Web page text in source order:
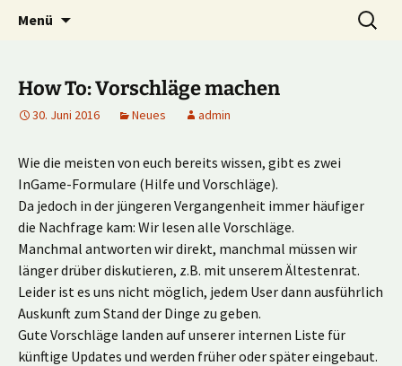
Kick it out!
Multiplayer Football Manager
Menü
Suche
nach:
How To: Vorschläge machen
30. Juni 2016 Neues admin
Wie die meisten von euch bereits wissen, gibt es zwei
InGame-Formulare (Hilfe und Vorschläge).
Da jedoch in der jüngeren Vergangenheit immer häufiger
die Nachfrage kam: Wir lesen alle Vorschläge.
Manchmal antworten wir direkt, manchmal müssen wir
länger drüber diskutieren, z.B. mit unserem Ältestenrat.
Leider ist es uns nicht möglich, jedem User dann ausführlich
Auskunft zum Stand der Dinge zu geben.
Gute Vorschläge landen auf unserer internen Liste für
künftige Updates und werden früher oder später eingebaut.